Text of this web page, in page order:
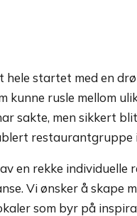
hele startet med en
kunne rusle mellom
sakte, men sikkert
restaurantgruppe
en rekke
Vi ønsker å skape
som byr på